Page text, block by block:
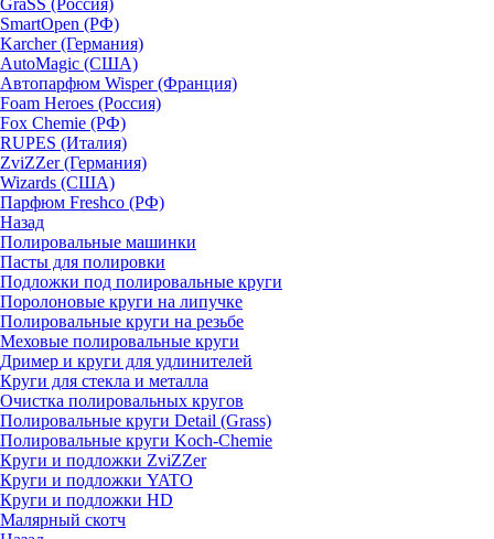
SmartOpen (РФ)
Karcher (Германия)
AutoMagic (США)
Автопарфюм Wisper (Франция)
Foam Heroes (Россия)
Fox Chemie (РФ)
RUPES (Италия)
ZviZZer (Германия)
Wizards (США)
Парфюм Freshco (РФ)
Назад
Полировальные машинки
Пасты для полировки
Подложки под полировальные круги
Поролоновые круги на липучке
Полировальные круги на резьбе
Меховые полировальные круги
Дример и круги для удлинителей
Круги для стекла и металла
Очистка полировальных кругов
Полировальные круги Detail (Grass)
Полировальные круги Koch-Chemie
Круги и подложки ZviZZer
Круги и подложки YATO
Круги и подложки HD
Малярный скотч